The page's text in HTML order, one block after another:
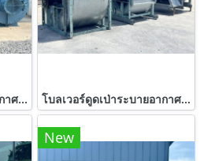
โบลเวอร์ดูดเป่าระบายอากาศ DENGYOSHA FANS JAPAN ขนาด 7.5 HP / 2900 rpm 380V เข้ามา 3 ตัว โบลเวอร์ดูดเป่าระบายอากาศ KRUGER 380V
New